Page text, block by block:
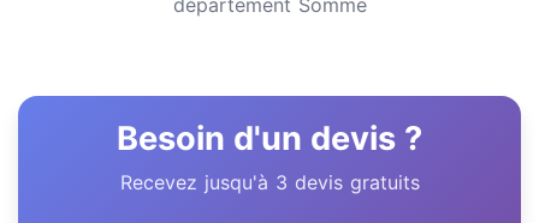
département Somme
Besoin d'un devis ?
Recevez jusqu'à 3 devis gratuits